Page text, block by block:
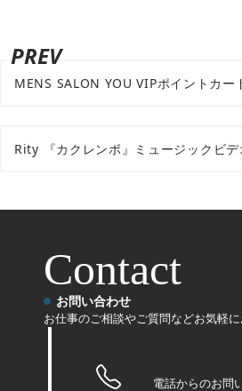
PREV
MENS SALON YOU VIPポイントカー
Rity 『カクレンボ』ミュージックビデ
Contact
お問い合わせ
お仕事のご相談やご質問などお気軽
電話からのお問